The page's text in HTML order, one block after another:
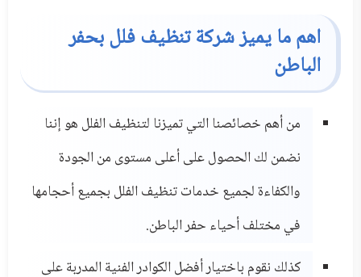
اهم ما يميز شركة تنظيف فلل بحفر
الباطن
من أهم خصائصنا التي تميزنا لتنظيف الفلل هو إننا
نضمن لك الحصول على أعلى مستوى من الجودة
والكفاءة لجميع خدمات تنظيف الفلل بجميع أحجامها
في مختلف أحياء حفر الباطن.
كذلك نقوم باختيار أفضل الكوادر الفنية المدربة على